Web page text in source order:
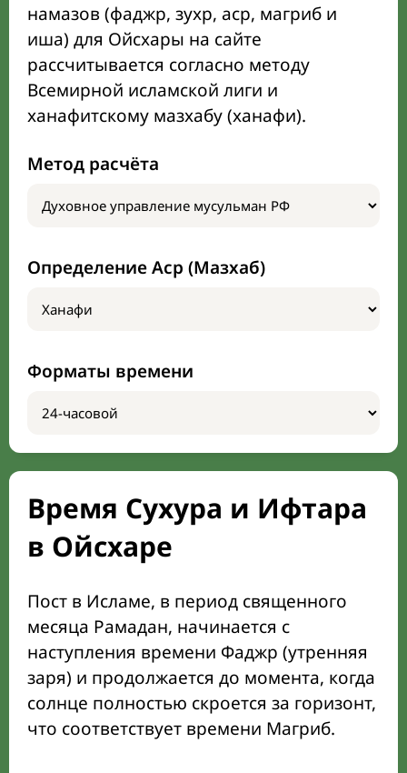
намазов (фаджр, зухр, аср, магриб и
иша) для Ойсхары на сайте
рассчитывается согласно методу
Всемирной исламской лиги и
ханафитскому мазхабу (ханафи).
Метод расчёта
Определение Аср (Мазхаб)
Форматы времени
Время Сухура и Ифтара
в Ойсхаре
Пост в Исламе, в период священного
месяца Рамадан, начинается с
наступления времени Фаджр (утренняя
заря) и продолжается до момента, когда
солнце полностью скроется за горизонт,
что соответствует времени Магриб.